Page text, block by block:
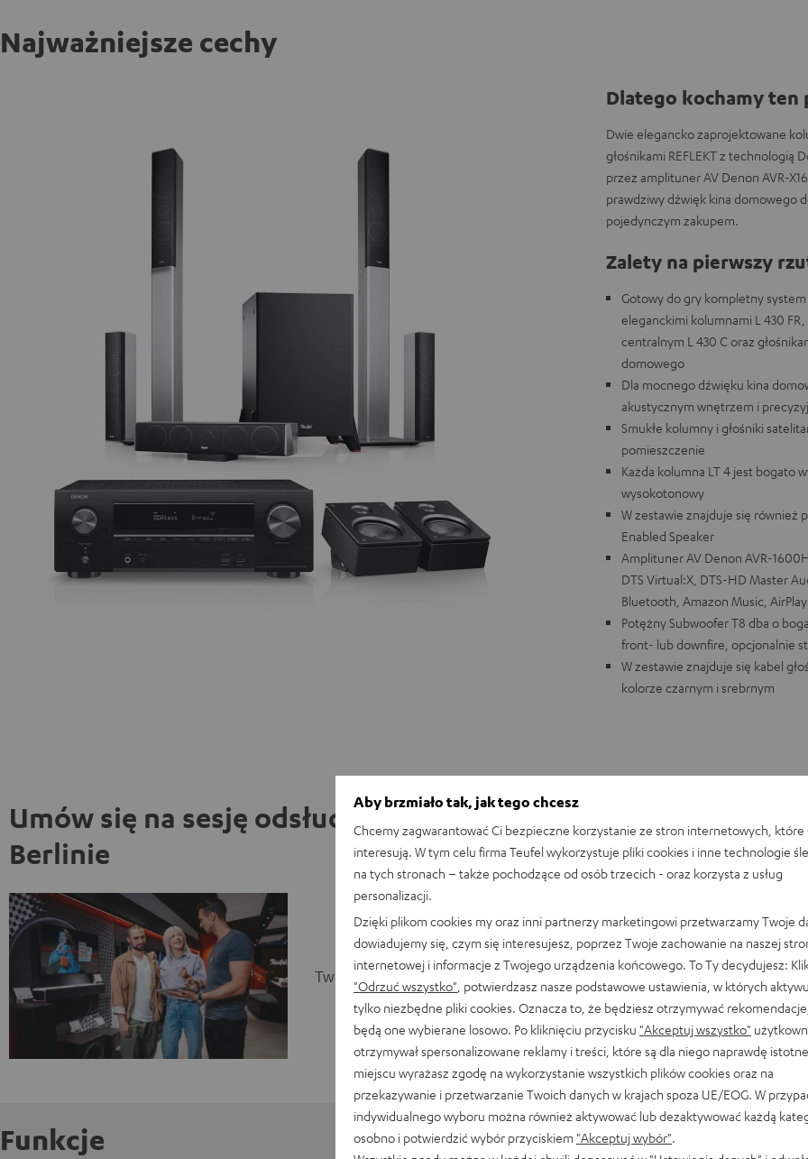
Najważniejsze cechy
Dlatego kochamy
Dwie elegancko zaprojektowane
głośnikami REFLEKT z technologią
przez amplituner AV Denon AVR-
prawdziwy dźwięk kina domowego
pojedynczym zakupem.
Zalety na pierwszy
Gotowy do gry kompletny system
eleganckimi kolumnami L 430
centralnym L 430 C oraz
domowego
Dla mocnego dźwięku kina
akustycznym wnętrzem i
Smukłe kolumny i głośniki
pomieszczenie
Każda kolumna LT 4 jest bogato
wysokotonowy
W zestawie znajduje się również
Enabled Speaker
Amplituner AV Denon AVR-
DTS Virtual:X, DTS-HD Master
Bluetooth, Amazon Music,
Potężny Subwoofer T8 dba o
front- lub downfire, opcjonalnie
W zestawie znajduje się kabel
kolorze czarnym i srebrnym
Umów się na sesję odsłuchową w sklepie Audiomagic w
Berlinie
Twoja sesja odsłuchowa
naszego partnera w Warszawie lub przyjdź do
naszego sklepu w Berlinie i przetestuj nasze
produkty na własnych uszach! Czy to
kompaktowe słuchawki, czy systemy dźwiękowe
5.1 – pracownicy sklepu służą Ci pomocą i fachową
radą. Umów się na wizytę w sklepie z doradcami i
odkryj dźwięk Teufel na żywo.
Funkcje
Aby brzmiało tak, jak tego chcesz
Chcemy zagwarantować Ci bezpieczne korzystanie ze stron internetowych, które
interesują. W tym celu firma Teufel wykorzystuje pliki cookies i inne technologie
na tych stronach – także pochodzące od osób trzecich - oraz korzysta z usług
personalizacji.
Dzięki plikom cookies my oraz inni partnerzy marketingowi przetwarzamy Twoje
dowiadujemy się, czym się interesujesz, poprzez Twoje zachowanie na naszej
internetowej i informacje z Twojego urządzenia końcowego. To Ty decydujesz:
"Odrzuć wszystko" , potwierdzasz nasze podstawowe ustawienia, w których
tylko niezbędne pliki cookies. Oznacza to, że będziesz otrzymywać
będą one wybierane losowo. Po kliknięciu przycisku "Akceptuj wszystko"
otrzymywał spersonalizowane reklamy i treści, które są dla niego naprawdę
miejscu wyrażasz zgodę na wykorzystanie wszystkich plików cookies oraz na
przekazywanie i przetwarzanie Twoich danych w krajach spoza UE/EOG. W
indywidualnego wyboru można również aktywować lub dezaktywować każdą
osobno i potwierdzić wybór przyciskiem "Akceptuj wybór"